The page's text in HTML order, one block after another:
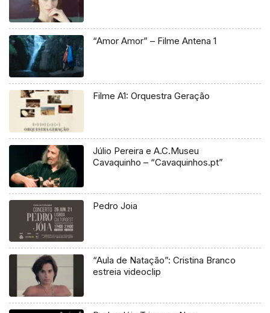
“Amor Amor” – Filme Antena 1
Filme A1: Orquestra Geração
Júlio Pereira e A.C.Museu
Cavaquinho – “Cavaquinhos.pt”
Pedro Joia
“Aula de Natação”: Cristina Branco
estreia videoclip